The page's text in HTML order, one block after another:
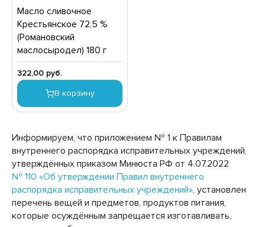
ИЗДЕЛИЯ, ДЕЛИКАТЕСЫ
МОЛОЧНЫЕ
МЯСНЫЕ
МЯСОРАСТИТЕЛЬНЫЕ
ОВОЩНЫЕ
КОФЕЙНЫЕ НАПИТКИ, КАКАО
РАСТИТЕЛЬНОЕ
СЛИВОЧНОЕ, СПРЕД
ТУАЛЕТНОЕ
ХОЗЯЙСТВЕННОЕ
ДЛЯ УХОДА ЗА ПОЛОСТЬЮ РТА
ДЛЯ МЫТЬЯ ПОСУДЫ
ДЛЯ СТИРКИ
ДЛЯ УХОДА ЗА ВОЛОСАМИ И КОЖЕЙ
ДЛЯ УХОДА ЗА КОЖЕЙ НОГ
Масло сливочное
Крестьянское 72,5 %
(Романовский
маслосыродел) 180 г
322,00 руб.
В корзину
Информируем, что приложением № 1 к Правилам
внутреннего распорядка исправительных учреждений,
утверждённых приказом Минюста РФ от 4.07.2022
№ 110 «Об утверждении Правил внутреннего
распорядка исправительных учреждений», установлен
перечень вещей и предметов, продуктов питания,
которые осуждённым запрещается изготавливать,